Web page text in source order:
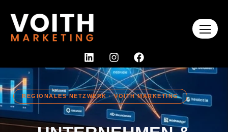
REGIONALES NETZWERK · VOITH MARKETING